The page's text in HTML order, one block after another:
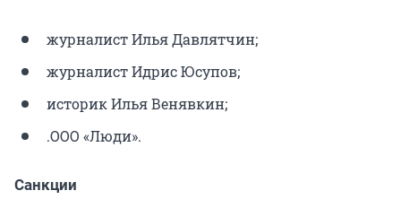
журналист Илья Давлятчин;
журналист Идрис Юсупов;
историк Илья Венявкин;
.ООО «Люди».
Санкции